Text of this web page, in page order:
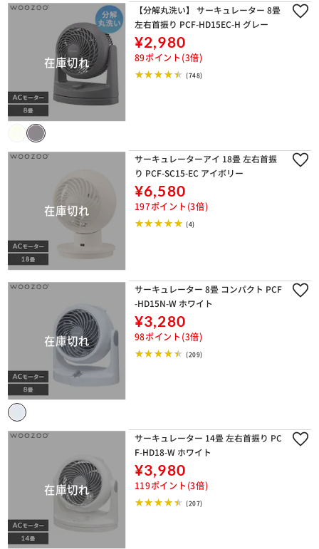
【分解丸洗い】 サーキュレーター 8畳
左右首振り PCF-HD15EC-H グレー
¥2,980
89ポイント(3倍)
(748)
サーキュレーターアイ 18畳 左右首振
り PCF-SC15-EC アイボリー
¥6,580
197ポイント(3倍)
(4)
サーキュレーター 8畳 コンパクト PCF
-HD15N-W ホワイト
¥3,280
98ポイント(3倍)
(209)
サーキュレーター 14畳 左右首振り PC
F-HD18-W ホワイト
¥3,980
119ポイント(3倍)
(207)